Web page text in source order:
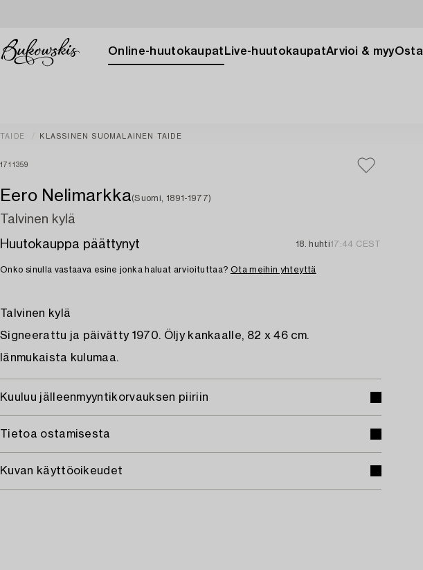
Online-huutokaupat Live-huutokaupatArvioi & myyOsta
TAIDE KLASSINEN SUOMALAINEN TAIDE
1711359
Eero Nelimarkka(Suomi, 1891-1977)
Talvinen kylä
Huutokauppa päättynyt
18. huhti17:44 CEST
Onko sinulla vastaava esine jonka haluat arvioituttaa? Ota meihin yhteyttä
Talvinen kylä
Signeerattu ja päivätty 1970. Öljy kankaalle, 82 x 46 cm.
Iänmukaista kulumaa.
Kuuluu jälleenmyyntikorvauksen piiriin
Tietoa ostamisesta
Kuvan käyttöoikeudet